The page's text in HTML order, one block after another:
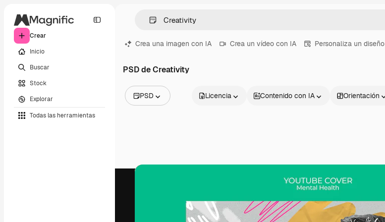
Crear
Inicio
Buscar
Stock
Explorar
Todas las herramientas
Crea una imagen con IA Crea un vídeo con IA Personaliza un diseño
PSD de Creativity
PSD
Vídeos
Licencia Contenido con IA Orientación
Productos